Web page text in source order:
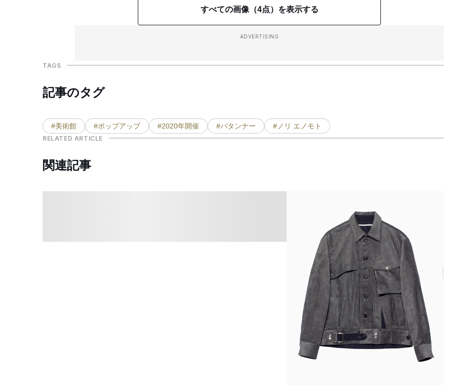
すべての画像（4点）を表示する
ADVERTISING
TAGS
記事のタグ
#美術館 #ポップアップ #2020年開催 #パタンナー #ノリ エノモト
RELATED ARTICLE
関連記事